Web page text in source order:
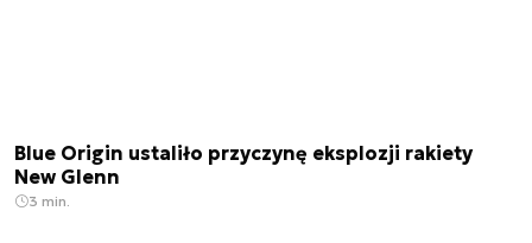
Blue Origin ustaliło przyczynę eksplozji rakiety
New Glenn
3 min.